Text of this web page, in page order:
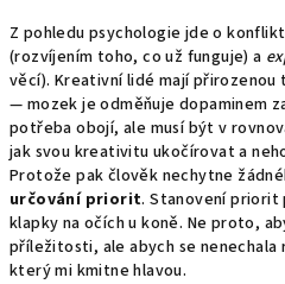
Z pohledu psychologie jde o
(rozvíjením toho, co už funguje) a
věcí). Kreativní lidé mají
— mozek je odměňuje dopaminem
potřeba obojí, ale musí být v
jak svou kreativitu ukočírovat a
Protože pak člověk nechytne
určování priorit. Stanovení priorit
klapky na očích u koně. Ne proto,
příležitosti, ale abych se
který mi kmitne hlavou.